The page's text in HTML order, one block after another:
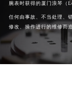
腕表时获得的厦门浪琴（
任何由事故、不当处理、
修改、操作进行的维修而